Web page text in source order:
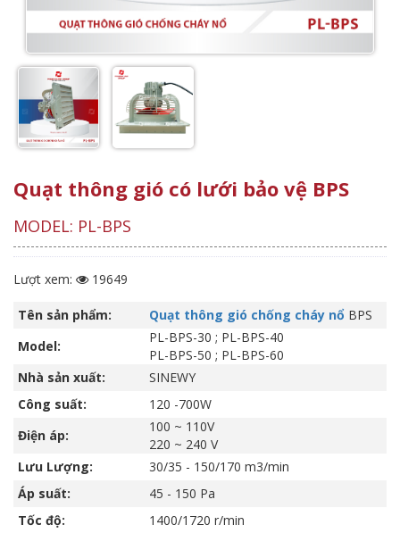
Quạt thông gió có lưới bảo vệ BPS
MODEL: PL-BPS
Lượt xem: 19649
Tên sản phẩm: Quạt thông gió chống cháy nổ BPS
Model:
PL-BPS-30 ; PL-BPS-40
PL-BPS-50 ; PL-BPS-60
Nhà sản xuất:
SINEWY
Công suất:
120 -700W
Điện áp:
100 ~ 110V
220 ~ 240 V
Lưu Lượng:
30/35 - 150/170 m3/min
Áp suất:
45 - 150 Pa
Tốc độ:
1400/1720 r/min